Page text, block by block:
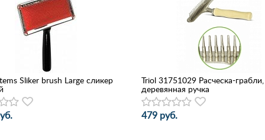
Sliker brush Large сликер Triol 31751029 Расческа-грабли,
деревянная ручка
479 руб.